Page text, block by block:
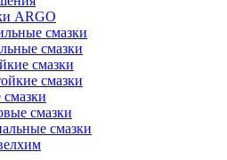
ARGO
смазки
смазки
смазки
смазки
смазки
смазки